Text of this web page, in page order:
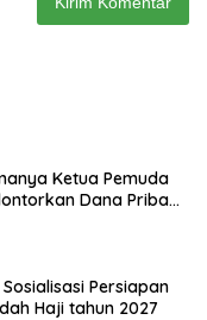
Ketua Pemuda
Dana Pribadi
Persiapan
Haji tahun 2027